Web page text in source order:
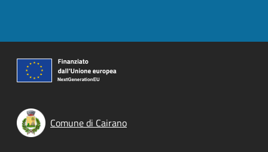
Comune di Cairano